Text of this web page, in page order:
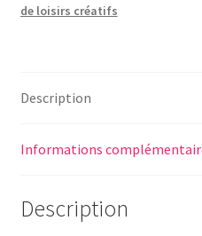
de loisirs créatifs
Description
Informations
Description